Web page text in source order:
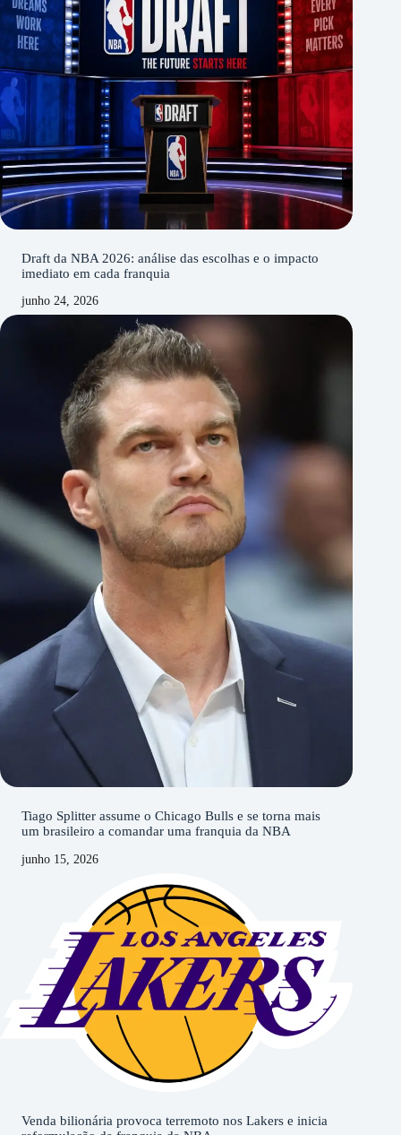
Draft da NBA 2026: análise das escolhas e o impacto
imediato em cada franquia
junho 24, 2026
Tiago Splitter assume o Chicago Bulls e se torna mais
um brasileiro a comandar uma franquia da NBA
junho 15, 2026
Venda bilionária provoca terremoto nos Lakers e inicia